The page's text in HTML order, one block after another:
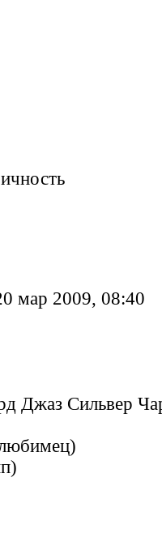
мар 2009, 08:40
Джаз Сильвер